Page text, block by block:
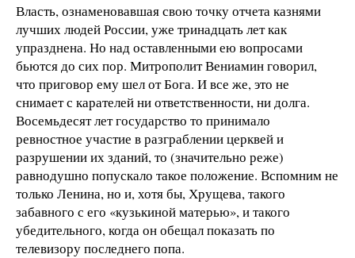
Власть, ознаменовавшая свою точку отчета казнями
лучших людей России, уже тринадцать лет как
упразднена. Но над оставленными ею вопросами
бьются до сих пор. Митрополит Вениамин говорил,
что приговор ему шел от Бога. И все же, это не
снимает с карателей ни ответственности, ни долга.
Восемьдесят лет государство то принимало
ревностное участие в разграблении церквей и
разрушении их зданий, то (значительно реже)
равнодушно попускало такое положение. Вспомним не
только Ленина, но и, хотя бы, Хрущева, такого
забавного с его «кузькиной матерью», и такого
убедительного, когда он обещал показать по
телевизору последнего попа.